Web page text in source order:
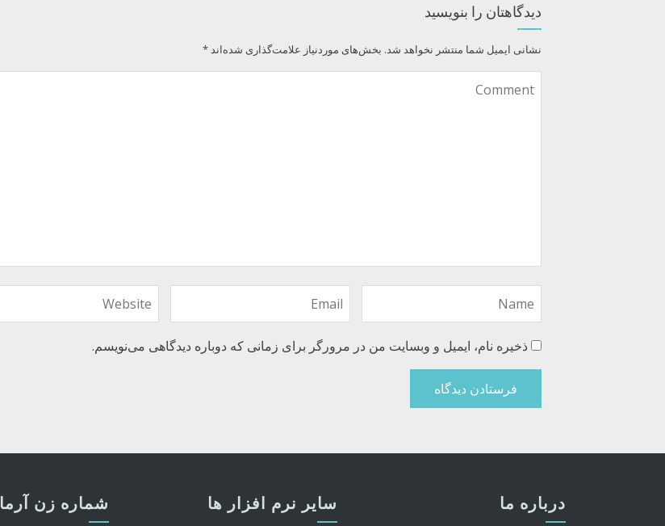
دیدگاهتان را بنویسید
نشانی ایمیل شما منتشر نخواهد شد. بخش‌های موردنیاز علامت‌گذاری شده‌اند*
ذخیره نام، ایمیل و وبسایت من در مرورگر برای زمانی که دوباره دیدگاهی می‌نویسم.
درباره ما سایر نرم افزار ها شماره زن آرما